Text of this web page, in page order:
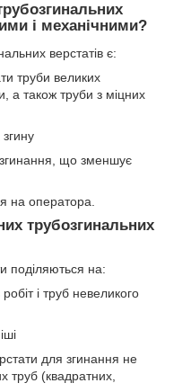
і механічними?
верстатів є:
труби великих
а також труби з міцних
згину
згинання, що зменшує
на оператора.
трубозгинальних
поділяються на:
і труб невеликого
для згинання не
труб (квадратних,